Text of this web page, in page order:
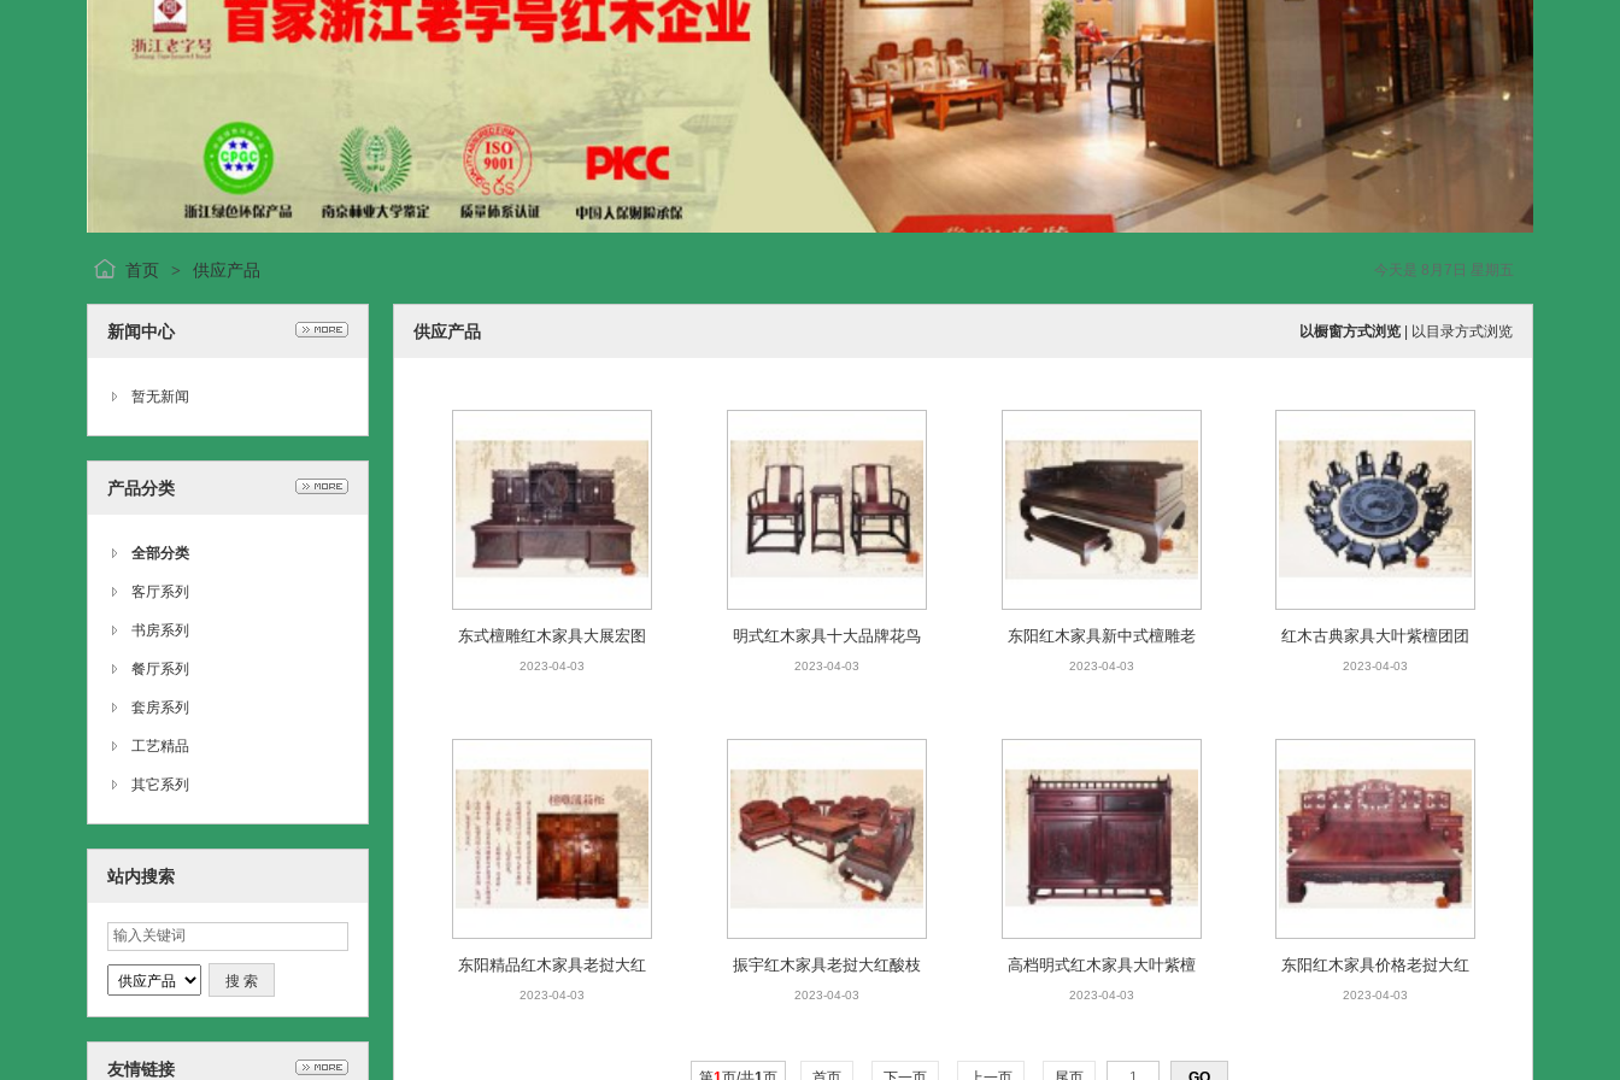
今天是 8月7日 星期五
首页 > 供应产品
新闻中心
暂无新闻
产品分类
全部分类
客厅系列
书房系列
餐厅系列
套房系列
工艺精品
其它系列
站内搜索
友情链接
以橱窗方式浏览 | 以目录方式浏览
供应产品
东式檀雕红木家具大展宏图
书房-5件套
2023-04-03
明式红木家具十大品牌花鸟
南官帽椅3件套
2023-04-03
东阳红木家具新中式檀雕老
挝大红酸枝寒雀图罗汉床
2023-04-03
红木古典家具大叶紫檀团团
圆圆十二生肖圆台13件套
2023-04-03
东阳精品红木家具老挝大红
酸枝檀雕四大美女顶箱柜
2023-04-03
振宇红木家具老挝大红酸枝
【高档荷花宝座沙发】价格
2023-04-03
高档明式红木家具大叶紫檀
明艺餐边柜
2023-04-03
东阳红木家具价格老挝大红
酸枝回纹鸳鸯高低大床
2023-04-03